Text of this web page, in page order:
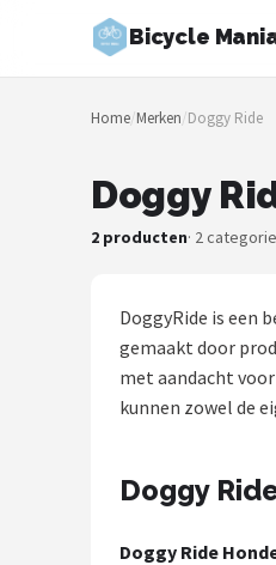
Bicycle
Zoeken
NAVIGATIE
Merken
Fietsroutes
Kinderfietsen
Home/Merken/Doggy Ride
Doggy
2 producten· 2
DoggyRide is een
gemaakt door
met aandacht
kunnen zowel de
Doggy
Doggy Ride